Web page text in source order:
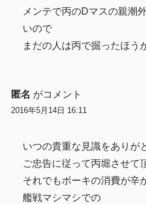
メンテで丙のDマスの親潮
いので
まだの人は丙で掘ったほう
匿名 がコメント
2016年5月14日 16:11
いつの貴重な見識をありが
ご忠告に従って丙堀させて
それでもボーキの消費が辛
艦戦マシマシでの